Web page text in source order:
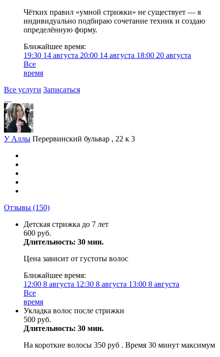
Чётких правил «умной стрижки» не существует — я
индивидуально подбираю сочетание техник и создаю
определённую форму.
Ближайшее время:
19:30 14 августа 20:00 14 августа 18:00 20 августа
Все
время
Все услуги Записаться
У Аллы Перервинский бульвар , 22 к 3
Отзывы (150)
Детская стрижка до 7 лет
600 руб.
Длительность: 30 мин.
Цена зависит от густоты волос
Ближайшее время:
12:00 8 августа 12:30 8 августа 13:00 8 августа
Все
время
Укладка волос после стрижки
500 руб.
Длительность: 30 мин.
На короткие волосы 350 руб . Время 30 минут максимум